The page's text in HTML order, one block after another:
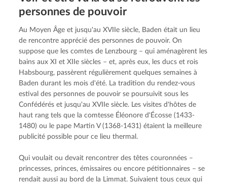
personnes de pouvoir
Au Moyen Âge et jusqu'au XVIIe siècle, Baden était un lieu
de rencontre apprécié des personnes de pouvoir. On
suppose que les comtes de Lenzbourg – qui aménagèrent les
bains aux XI et XIIe siècles – et, après eux, les ducs et rois
Habsbourg, passèrent régulièrement quelques semaines à
Baden durant les mois d'été. La tradition du rendez-vous
estival des personnes de pouvoir se poursuivit sous les
Confédérés et jusqu'au XVIIe siècle. Les visites d'hôtes de
haut rang tels que la comtesse Éléonore d'Écosse (1433-
1480) ou le pape Martin V (1368-1431) étaient la meilleure
publicité possible pour ce lieu thermal.
Qui voulait ou devait rencontrer des têtes couronnées –
princesses, princes, émissaires ou encore pétitionnaires – se
rendait aussi au bord de la Limmat. Suivaient tous ceux qui